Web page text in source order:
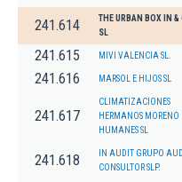
241.614
THE URBAN BOX IN &
SL
241.615 MIVI VALENCIA SL.
241.616 MARSOL E HIJOS SL
241.617
CLIMATIZACIONES
HERMANOS MORENO
HUMANES SL
241.618
IN AUDIT GRUPO
CONSULTOR SLP.